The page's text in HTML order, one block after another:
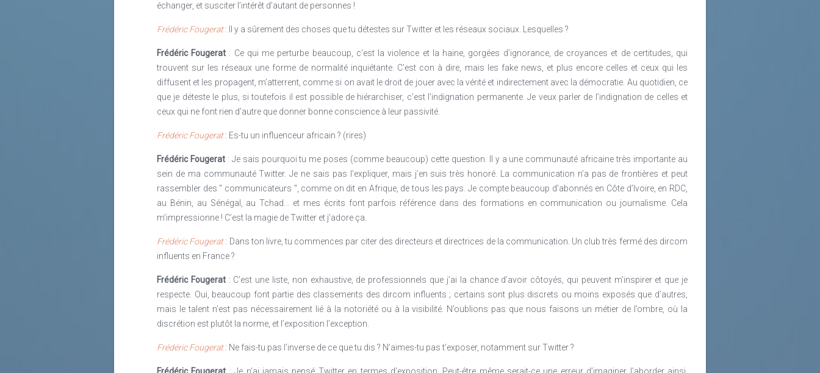
échanger, et susciter l’intérêt d’autant de personnes !
Frédéric Fougerat: Il y a sûrement des choses que tu détestes sur Twitter et les réseaux sociaux. Lesquelles ?
Frédéric Fougerat : Ce qui me perturbe beaucoup, c’est la violence et la haine, gorgées d’ignorance, de croyances et de certitudes, qui
trouvent sur les réseaux une forme de normalité inquiétante. C’est con à dire, mais les fake news, et plus encore celles et ceux qui les
diffusent et les propagent, m’atterrent, comme si on avait le droit de jouer avec la vérité et indirectement avec la démocratie. Au quotidien, ce
que je déteste le plus, si toutefois il est possible de hiérarchiser, c’est l’indignation permanente. Je veux parler de l’indignation de celles et
ceux qui ne font rien d’autre que donner bonne conscience à leur passivité.
Frédéric Fougerat: Es-tu un influenceur africain ? (rires)
Frédéric Fougerat : Je sais pourquoi tu me poses (comme beaucoup) cette question. Il y a une communauté africaine très importante au
sein de ma communauté Twitter. Je ne sais pas l’expliquer, mais j’en suis très honoré. La communication n’a pas de frontières et peut
rassembler des " communicateurs ", comme on dit en Afrique, de tous les pays. Je compte beaucoup d’abonnés en Côte d’Ivoire, en RDC,
au Bénin, au Sénégal, au Tchad... et mes écrits font parfois référence dans des formations en communication ou journalisme. Cela
m’impressionne ! C’est la magie de Twitter et j’adore ça.
Frédéric Fougerat: Dans ton livre, tu commences par citer des directeurs et directrices de la communication. Un club très fermé des dircom
influents en France ?
Frédéric Fougerat: C’est une liste, non exhaustive, de professionnels que j’ai la chance d’avoir côtoyés, qui peuvent m’inspirer et que je
respecte. Oui, beaucoup font partie des classements des dircom influents ; certains sont plus discrets ou moins exposés que d’autres,
mais le talent n’est pas nécessairement lié à la notoriété ou à la visibilité. N’oublions pas que nous faisons un métier de l’ombre, où la
discrétion est plutôt la norme, et l’exposition l’exception.
Frédéric Fougerat: Ne fais-tu pas l’inverse de ce que tu dis ? N’aimes-tu pas t’exposer, notamment sur Twitter ?